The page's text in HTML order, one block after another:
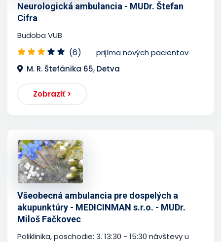
Neurologická ambulancia - MUDr. Štefan
Cifra
Budoba VUB
(6)
prijíma nových pacientov
M. R. Štefánika 65, Detva
Zobraziť >
Všeobecná ambulancia pre dospelých a
akupunktúry - MEDICINMAN s.r.o. - MUDr.
Miloš Fačkovec
Poliklinika, poschodie: 3. 13:30 - 15:30 návštevy u